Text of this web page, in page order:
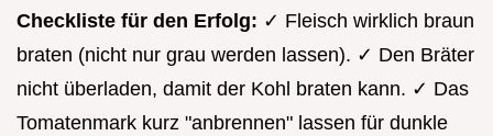
Checkliste für den Erfolg: ✓ Fleisch wirklich braun
braten (nicht nur grau werden lassen). ✓ Den Bräter
nicht überladen, damit der Kohl braten kann. ✓ Das
Tomatenmark kurz "anbrennen" lassen für dunkle